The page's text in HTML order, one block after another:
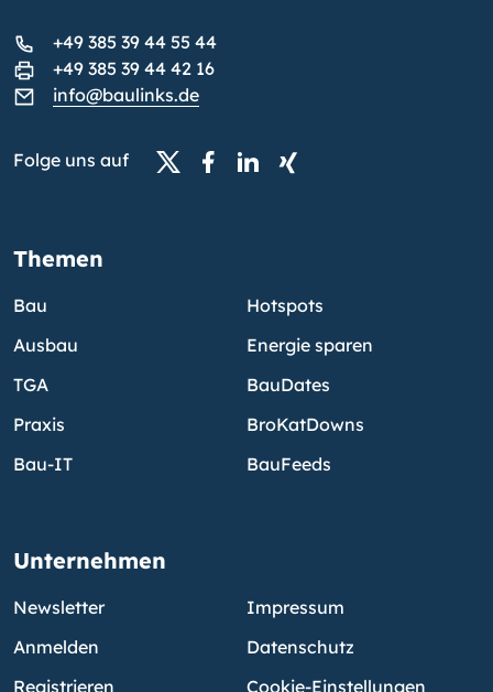
+49 385 39 44 55 44
+49 385 39 44 42 16
info@baulinks.de
Folge uns auf
Themen
Bau
Ausbau
TGA
Praxis
Bau-IT
Hotspots
Energie sparen
BauDates
BroKatDowns
BauFeeds
Unternehmen
Newsletter
Anmelden
Registrieren
Impressum
Datenschutz
Cookie-Einstellungen